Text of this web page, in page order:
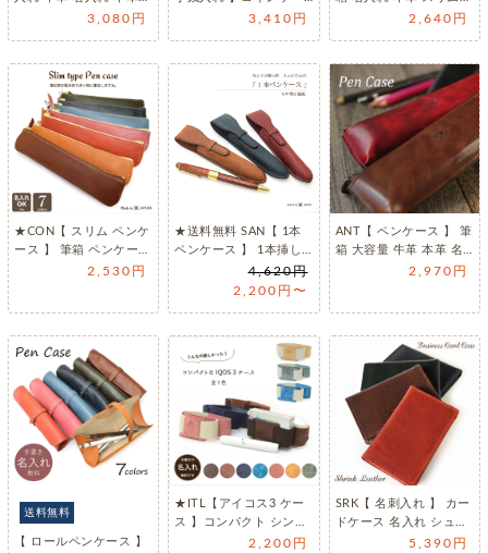
マイクロ メンズ レデ
3,080円
ス 小さい財布 財布 マ…
3,410円
コンパクト ペン3本収
2,640円
★CON【 スリム ペンケ
ース 】 筆箱 ペンケース
牛革 本革 レザー 名…
2,530円
★送料無料 SAN【 1本
ペンケース 】 1本挿し
ペンケース 万年筆 シ…
4,620円
2,200円〜
ANT【 ペンケース 】 筆
箱 大容量 牛革 本革 名
入れ 日本製 革 皮 …
2,970円
送料無料
【 ロールペンケース 】
★ITL【アイコス3 ケー
ス 】コンパクト シンプ
ル 革 イタリア革 名入
2,200円
SRK【 名刺入れ 】 カー
ドケース 名入れ シュリ
ンクレザー 本革 コン
5,390円